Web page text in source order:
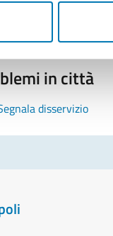
appuntamento
in città
disservizio